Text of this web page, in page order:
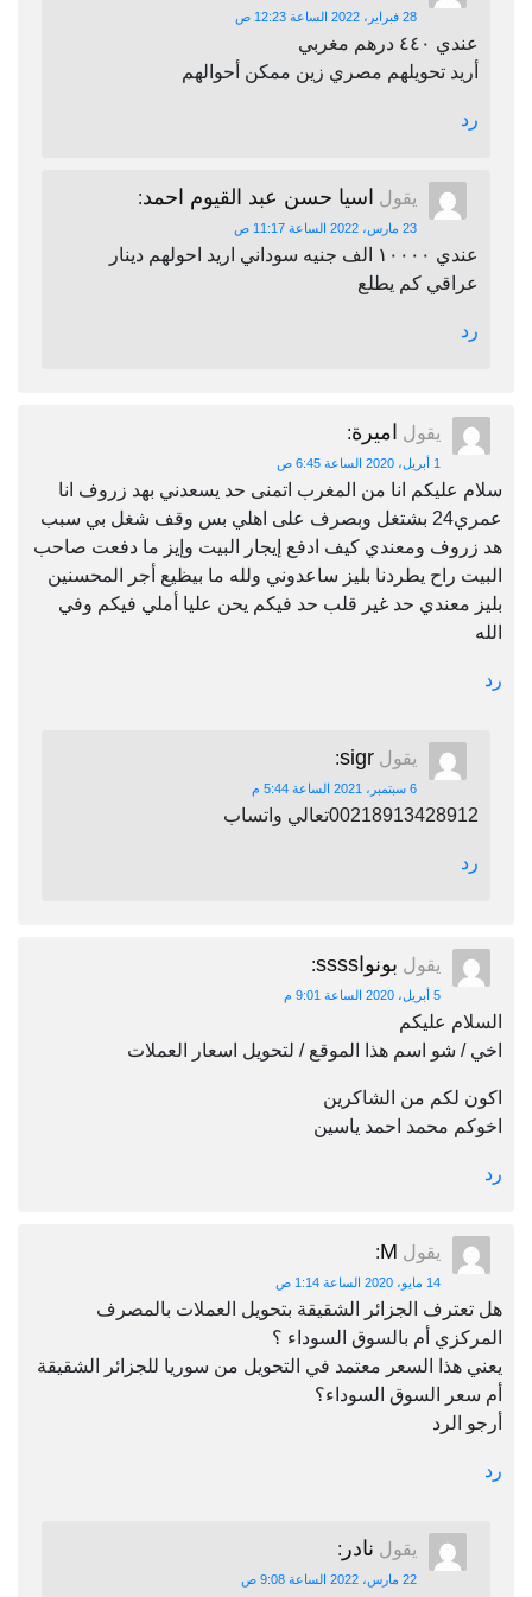
28 فبراير، 2022 الساعة 12:23 ص
عندي ٤٤٠ درهم مغربي
أريد تحويلهم مصري زين ممكن أحوالهم
رد
يقول اسيا حسن عبد القيوم احمد:
23 مارس، 2022 الساعة 11:17 ص
عندي ١٠٠٠٠ الف جنيه سوداني اريد احولهم دينار
عراقي كم يطلع
رد
يقول اميرة:
1 أبريل، 2020 الساعة 6:45 ص
سلام عليكم انا من المغرب اتمنى حد يسعدني بهد زروف انا
عمري24 بشتغل وبصرف على اهلي بس وقف شغل بي سبب
هد زروف ومعندي كيف ادفع إيجار البيت وإيز ما دفعت صاحب
البيت راح يطردنا بليز ساعدوني ولله ما بيظيع أجر المحسنين
بليز معندي حد غير قلب حد فيكم يحن عليا أملي فيكم وفي
الله
رد
يقول sigr
:
6 سبتمبر، 2021 الساعة 5:44 م
00218913428912تعالي واتساب
رد
يقول بونواssss :
5 أبريل، 2020 الساعة 9:01 م
السلام عليكم
اخي / شو اسم هذا الموقع / لتحويل اسعار العملات
اكون لكم من الشاكرين
اخوكم محمد احمد ياسين
رد
يقول M
:
14 مايو، 2020 الساعة 1:14 ص
هل تعترف الجزائر الشقيقة بتحويل العملات بالمصرف
المركزي أم بالسوق السوداء ؟
يعني هذا السعر معتمد في التحويل من سوريا للجزائر الشقيقة
أم سعر السوق السوداء؟
أرجو الرد
رد
يقول نادر :
22 مارس، 2022 الساعة 9:08 ص